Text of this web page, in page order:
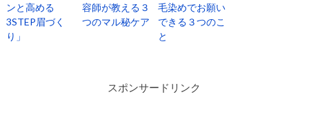
ンと高める
3STEP眉づく
り」
容師が教える３
つのマル秘ケア
毛染めでお願い
できる３つのこ
と
スポンサードリンク